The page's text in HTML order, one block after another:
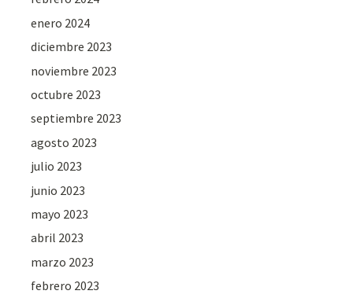
enero 2024
diciembre 2023
noviembre 2023
octubre 2023
septiembre 2023
agosto 2023
julio 2023
junio 2023
mayo 2023
abril 2023
marzo 2023
febrero 2023